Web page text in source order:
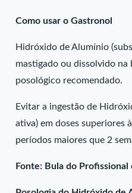
Como usar o Gastronol
Hidróxido de Alumínio
mastigado ou dissolvido na
posológico recomendado.
Evitar a ingestão de
ativa) em doses superiores
períodos maiores que 2
Fonte: Bula do